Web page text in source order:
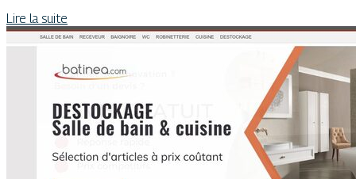
Lire la suite